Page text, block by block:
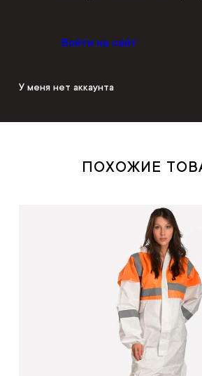
Войти на сайт
У меня нет аккаунта
ПОХОЖИЕ